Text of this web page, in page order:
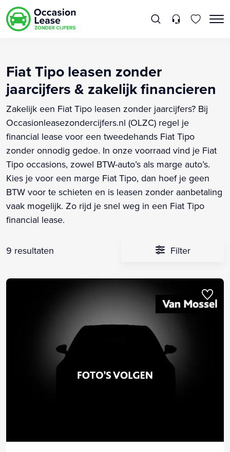
Fiat Tipo leasen zonder
jaarcijfers & zakelijk financieren
Zakelijk een Fiat Tipo leasen zonder jaarcijfers? Bij
Occasionleasezondercijfers.nl (OLZC) regel je
financial lease voor een tweedehands Fiat Tipo
zonder onnodig gedoe. In onze voorraad vind je Fiat
Tipo occasions, zowel BTW-auto’s als marge auto’s.
Kies je voor een marge Fiat Tipo, dan hoef je geen
BTW voor te schieten en is leasen zonder aanbetaling
vaak mogelijk. Zo rijd je snel weg in een Fiat Tipo
financial lease.
9 resultaten Filter